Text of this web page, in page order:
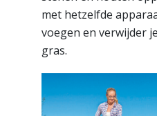
met hetzelfde
voegen en verwijder
gras.